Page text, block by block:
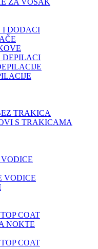
ZA VOSAK
I DODACI
DEPILACI
TRAKICA
S TRAKICAMA
VODICE
COAT
NOKTE
COAT